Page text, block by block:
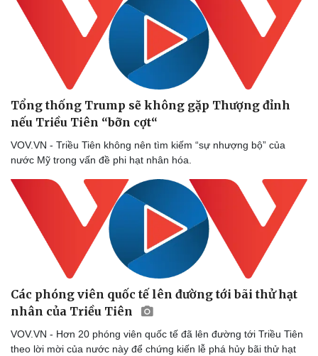
Doanh nghiệp
Thông tin doanh nghiệp
Doanh nghiệp 24h
Doanh nhân
Vì cộng đồng
Công nghệ
Sành điệu
Tin Công nghệ
Trải nghiệm
Tổng thống Trump sẽ không gặp Thượng đỉnh
nếu Triều Tiên “bỡn cợt“
VOV.VN - Triều Tiên không nên tìm kiếm “sự nhượng bộ” của
nước Mỹ trong vấn đề phi hạt nhân hóa.
Các phóng viên quốc tế lên đường tới bãi thử hạt
nhân của Triều Tiên
VOV.VN - Hơn 20 phóng viên quốc tế đã lên đường tới Triều Tiên
theo lời mời của nước này để chứng kiến lễ phá hủy bãi thử hạt